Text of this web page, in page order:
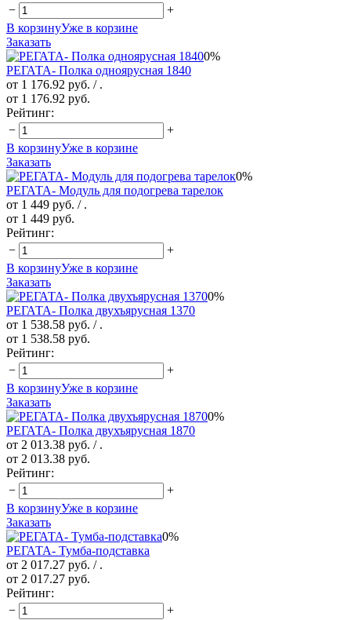
−
+
В корзинуУже в корзине
Заказать
0%
РЕГАТА- Полка одноярусная 1840
от 1 176.92 руб. / .
от 1 176.92 руб.
Рейтинг:
−
+
В корзинуУже в корзине
Заказать
0%
РЕГАТА- Модуль для подогрева тарелок
от 1 449 руб. / .
от 1 449 руб.
Рейтинг:
−
+
В корзинуУже в корзине
Заказать
0%
РЕГАТА- Полка двухъярусная 1370
от 1 538.58 руб. / .
от 1 538.58 руб.
Рейтинг:
−
+
В корзинуУже в корзине
Заказать
0%
РЕГАТА- Полка двухъярусная 1870
от 2 013.38 руб. / .
от 2 013.38 руб.
Рейтинг:
−
+
В корзинуУже в корзине
Заказать
0%
РЕГАТА- Тумба-подставка
от 2 017.27 руб. / .
от 2 017.27 руб.
Рейтинг:
−
+